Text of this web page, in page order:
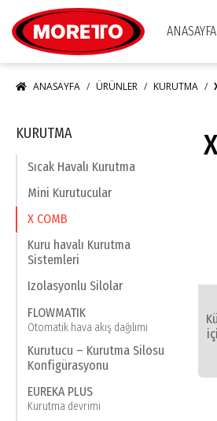
ANASAYFA
ANASAYFA ÜRÜNLER KURUTMA
KURUTMA
Sıcak Havalı Kurutma
Mini Kurutucular
X COMB
Kuru havalı Kurutma
Sistemleri
Izolasyonlu Silolar
FLOWMATIK
Otomatik hava akış dağılımı
Kurutucu – Kurutma Silosu
Konfigürasyonu
EUREKA PLUS
Kurutma devrimi